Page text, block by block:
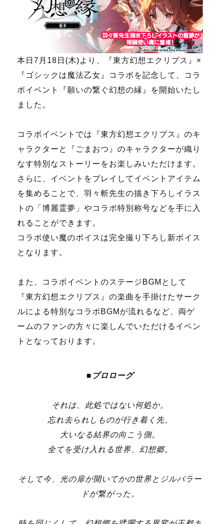
本日7月18日(木)より、『東方幻想エクリプス』×
『ゴシックは魔法乙女』コラボを記念して、コラ
ボイベント『願いの繋ぐ幻想の縁』を開始いたし
ました。
コラボイベントでは『東方幻想エクリプス』のキ
ャラクターと『ごまおつ』のキャラクターが織り
なす特別なストーリーをお楽しみいただけます。
さらに、イベントをプレイしてイベントアイテム
を集めることで、羽々斬先生の描き下ろしイラス
トの「博麗霊夢」やコラボ特別称号などを手に入
れることができます。
コラボ使い魔のボイスは完全撮り下ろし新ボイス
となります。
また、コラボイベントのステージBGMとして
『東方幻想エクリプス』の楽曲を手掛けたサーク
ルによる特別なコラボBGMが流れるなど、両ゲ
ームのファンの方々に楽しんでいただけるイベン
トとなっております。
■プロローグ
それは、此処ではない何処か。
忘れ去られしものが行き着く先。
大いなる結界の向こう側。
全てを受け入れる世界、幻想郷。
そして今、光の扉が開いてかの世界とジルバラー
ドが繋がった。